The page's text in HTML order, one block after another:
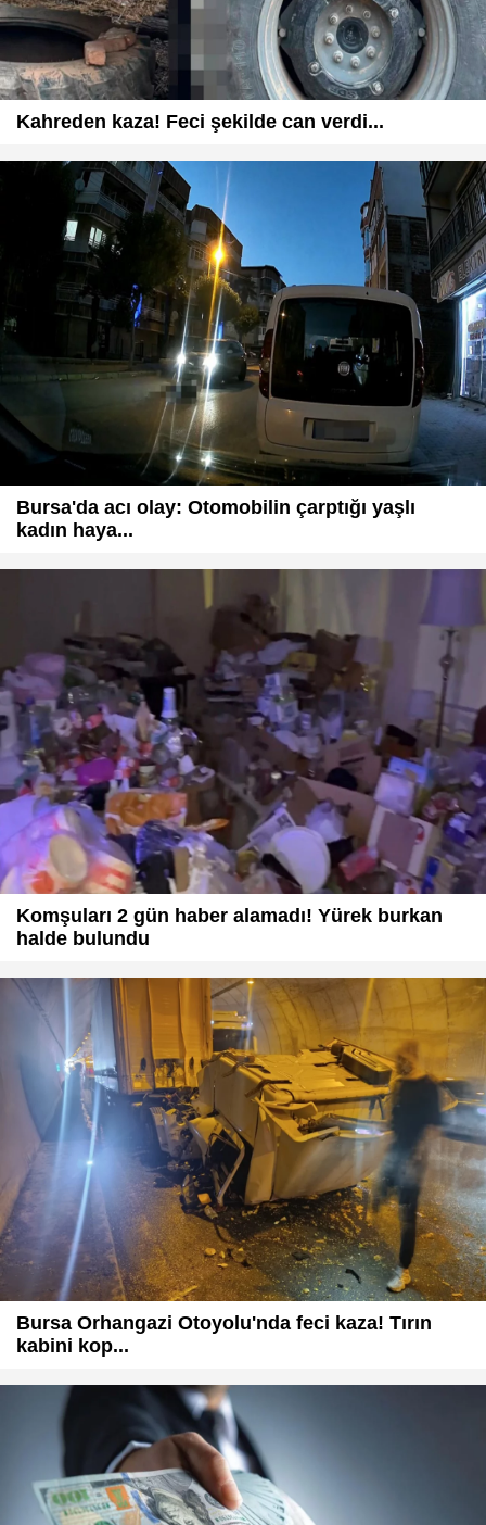
Kahreden kaza! Feci şekilde can verdi...
Bursa'da acı olay: Otomobilin çarptığı yaşlı
kadın haya...
Komşuları 2 gün haber alamadı! Yürek burkan
halde bulundu
Bursa Orhangazi Otoyolu'nda feci kaza! Tırın
kabini kop...